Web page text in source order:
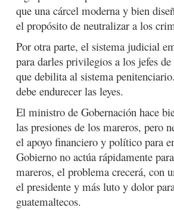
que una cárcel moderna y bien
el propósito de neutralizar a los
Por otra parte, el sistema judicial
para darles privilegios a los jefes
que debilita al sistema
debe endurecer las leyes.
El ministro de Gobernación hace
las presiones de los mareros, pero
el apoyo financiero y político para
Gobierno no actúa rápidamente
mareros, el problema crecerá, con
el presidente y más luto y dolor
guatemaltecos.